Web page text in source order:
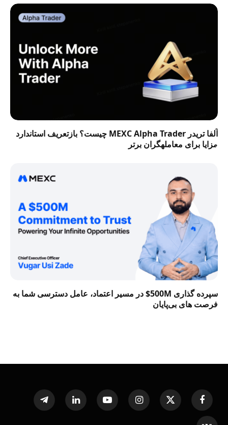
آلفا تریدر MEXC Alpha Trader چیست؟ بازتعریف استاندارد
مزایا برای معاملهگران برتر
سپرده گذاری 500M$ در مسیر اعتماد، عامل دسترسی شما به
فرصت‌ های بی‌پایان
Facebook
X
(Twitter)
Instagram
YouTube
LinkedIn
Telegram